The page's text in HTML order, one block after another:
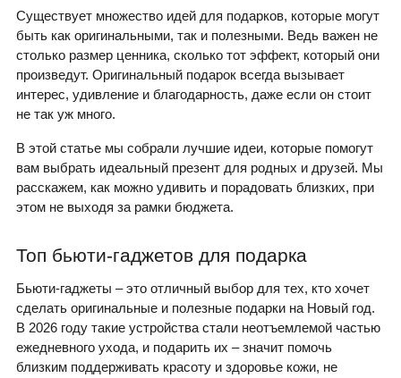
Существует множество идей для подарков, которые могут
быть как оригинальными, так и полезными. Ведь важен не
столько размер ценника, сколько тот эффект, который они
произведут. Оригинальный подарок всегда вызывает
интерес, удивление и благодарность, даже если он стоит
не так уж много.
В этой статье мы собрали лучшие идеи, которые помогут
вам выбрать идеальный презент для родных и друзей. Мы
расскажем, как можно удивить и порадовать близких, при
этом не выходя за рамки бюджета.
Топ бьюти-гаджетов для подарка
Бьюти-гаджеты – это отличный выбор для тех, кто хочет
сделать оригинальные и полезные подарки на Новый год.
В 2026 году такие устройства стали неотъемлемой частью
ежедневного ухода, и подарить их – значит помочь
близким поддерживать красоту и здоровье кожи, не